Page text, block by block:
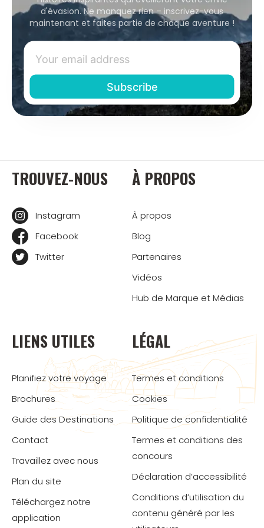
d'évasion. Ne manquez rien – inscrivez-vous
maintenant et faites partie de chaque aventure !
TROUVEZ-NOUS
Instagram
Facebook
Twitter
À PROPOS
À propos
Blog
Partenaires
Vidéos
Hub de Marque et Médias
LIENS UTILES
Planifiez votre voyage
Brochures
Guide des Destinations
Contact
Travaillez avec nous
Plan du site
Téléchargez notre
application
LÉGAL
Termes et conditions
Cookies
Politique de confidentialité
Termes et conditions des
concours
Déclaration d’accessibilité
Conditions d’utilisation du
contenu généré par les